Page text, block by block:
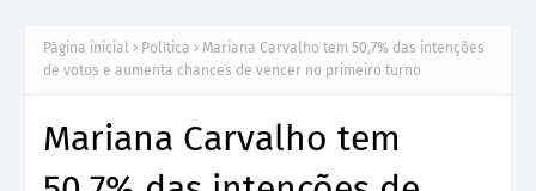
Página inicial Política
Mariana Carvalho tem 50,7% das intenções
de votos e aumenta chances de vencer no primeiro turno
Mariana Carvalho tem